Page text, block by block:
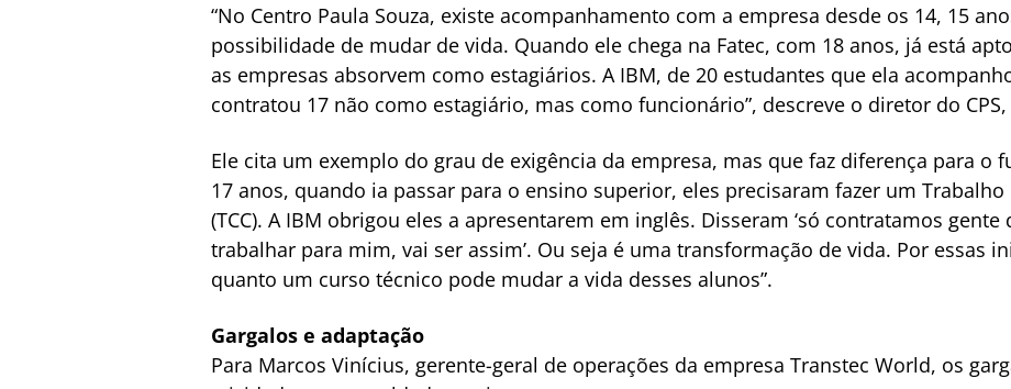
“No Centro Paula Souza, existe acompanhamento com a empresa desde os 14, 15
possibilidade de mudar de vida. Quando ele chega na Fatec, com 18 anos, já está
as empresas absorvem como estagiários. A IBM, de 20 estudantes que ela
contratou 17 não como estagiário, mas como funcionário”, descreve o diretor do CPS,
Ele cita um exemplo do grau de exigência da empresa, mas que faz diferença para o
17 anos, quando ia passar para o ensino superior, eles precisaram fazer um Trabalho
(TCC). A IBM obrigou eles a apresentarem em inglês. Disseram ‘só contratamos
trabalhar para mim, vai ser assim’. Ou seja é uma transformação de vida. Por essas
quanto um curso técnico pode mudar a vida desses alunos”.
Gargalos e adaptação
Para Marcos Vinícius, gerente-geral de operações da empresa Transtec World, os